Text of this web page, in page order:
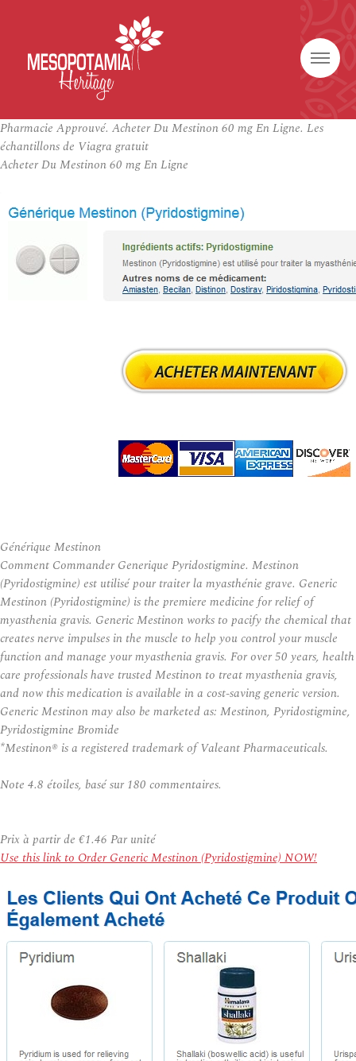
Pharmacie Approuvé. Acheter Du Mestinon 60 mg En Ligne. Les
échantillons de Viagra gratuit
Acheter Du Mestinon 60 mg En Ligne
Générique Mestinon
Comment Commander Generique Pyridostigmine. Mestinon
(Pyridostigmine) est utilisé pour traiter la myasthénie grave. Generic
Mestinon (Pyridostigmine) is the premiere medicine for relief of
myasthenia gravis. Generic Mestinon works to pacify the chemical that
creates nerve impulses in the muscle to help you control your muscle
function and manage your myasthenia gravis. For over 50 years, health
care professionals have trusted Mestinon to treat myasthenia gravis,
and now this medication is available in a cost-saving generic version.
Generic Mestinon may also be marketed as: Mestinon, Pyridostigmine,
Pyridostigmine Bromide
*Mestinon® is a registered trademark of Valeant Pharmaceuticals.
Note 4.8 étoiles, basé sur 180 commentaires.
Prix à partir de €1.46 Par unité
Use this link to Order Generic Mestinon (Pyridostigmine) NOW!